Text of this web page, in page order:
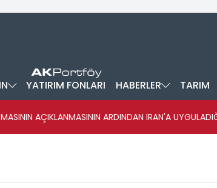
YATIRIM FONLARI HABERLER TARIM
AÇIKLANMASININ ARDINDAN İRAN'A